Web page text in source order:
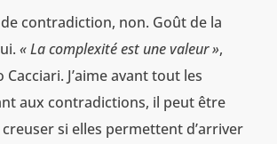
contradiction, non. Goût de la
« La complexité est une valeur »,
J’aime avant tout les
aux contradictions, il peut être
si elles permettent d’arriver